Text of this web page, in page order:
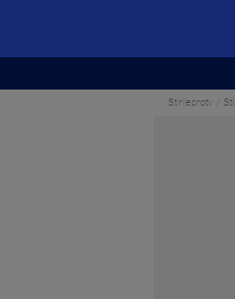
Stirileprotv